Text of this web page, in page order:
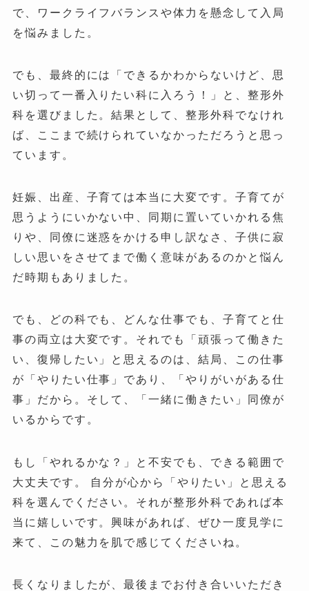
で、ワークライフバランスや体力を懸念して入局
を悩みました。
でも、最終的には「できるかわからないけど、思
い切って一番入りたい科に入ろう！」と、整形外
科を選びました。結果として、整形外科でなけれ
ば、ここまで続けられていなかっただろうと思っ
ています。
妊娠、出産、子育ては本当に大変です。子育てが
思うようにいかない中、同期に置いていかれる焦
りや、同僚に迷惑をかける申し訳なさ、子供に寂
しい思いをさせてまで働く意味があるのかと悩ん
だ時期もありました。
でも、どの科でも、どんな仕事でも、子育てと仕
事の両立は大変です。それでも「頑張って働きた
い、復帰したい」と思えるのは、結局、この仕事
が「やりたい仕事」であり、「やりがいがある仕
事」だから。そして、「一緒に働きたい」同僚が
いるからです。
もし「やれるかな？」と不安でも、できる範囲で
大丈夫です。 自分が心から「やりたい」と思える
科を選んでください。それが整形外科であれば本
当に嬉しいです。興味があれば、ぜひ一度見学に
来て、この魅力を肌で感じてくださいね。
長くなりましたが、最後までお付き合いいただき